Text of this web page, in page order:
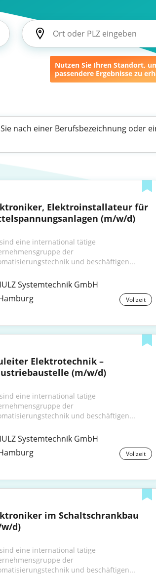
Nutzen Sie Ihren Standort,
passendere Ergebnisse zu
nach einer Berufsbezeichnung oder
Elektroinstallateur für
(m/w/d)
eine international tätige
der
und beschäftigen...
Systemtechnik GmbH
Vollzeit
Elektrotechnik –
(m/w/d)
eine international tätige
der
und beschäftigen...
Systemtechnik GmbH
Vollzeit
im Schaltschrankbau
d)
eine international tätige
der
und beschäftigen...